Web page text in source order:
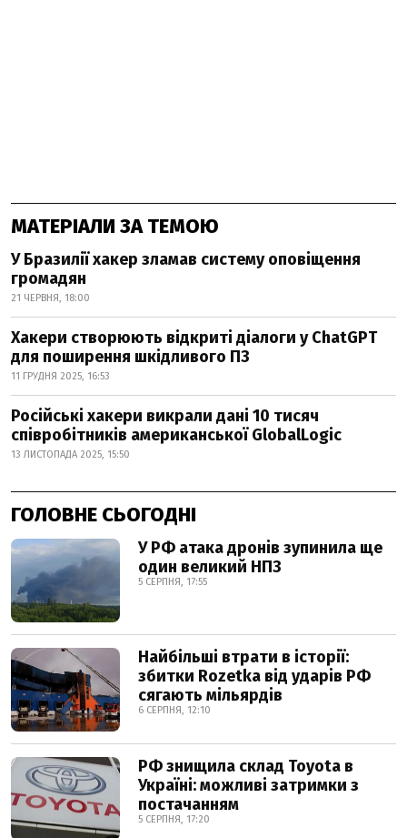
МАТЕРІАЛИ ЗА ТЕМОЮ
У Бразилії хакер зламав систему оповіщення
громадян
21 ЧЕРВНЯ, 18:00
Хакери створюють відкриті діалоги у ChatGPT
для поширення шкідливого ПЗ
11 ГРУДНЯ 2025, 16:53
Російські хакери викрали дані 10 тисяч
співробітників американської GlobalLogic
13 ЛИСТОПАДА 2025, 15:50
ГОЛОВНЕ СЬОГОДНІ
У РФ атака дронів зупинила ще
один великий НПЗ
5 СЕРПНЯ, 17:55
Найбільші втрати в історії:
збитки Rozetka від ударів РФ
сягають мільярдів
6 СЕРПНЯ, 12:10
РФ знищила склад Toyota в
Україні: можливі затримки з
постачанням
5 СЕРПНЯ, 17:20